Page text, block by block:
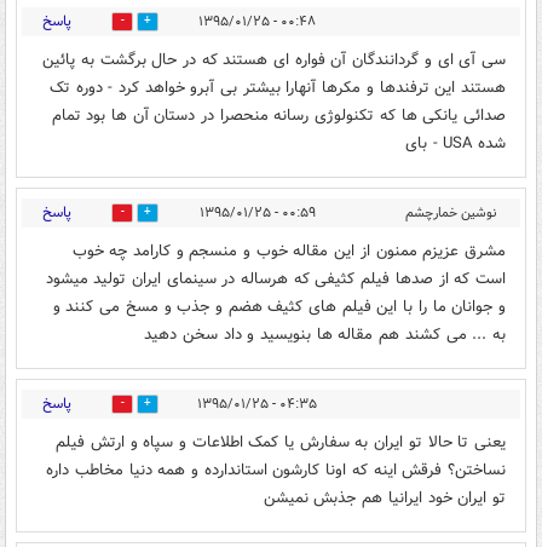
۰۰:۴۸ - ۱۳۹۵/۰۱/۲۵ 0 پاسخ
سی آی ای و گردانندگان آن فواره ای هستند که در حال برگشت به پائین
هستند این ترفندها و مکرها آنهارا بیشتر بی آبرو خواهد کرد - دوره تک
صدائی یانکی ها که تکنولوژی رسانه منحصرا در دستان آن ها بود تمام
شده USA - بای
نوشین خمارچشم ۰۰:۵۹ - ۱۳۹۵/۰۱/۲۵ 0 پاسخ
مشرق عزیزم ممنون از این مقاله خوب و منسجم و کارامد چه خوب
است که از صدها فیلم کثیفی که هرساله در سینمای ایران تولید میشود
و جوانان ما را با این فیلم های کثیف هضم و جذب و مسخ می کنند و
به ... می کشند هم مقاله ها بنویسید و داد سخن دهید
۰۴:۳۵ - ۱۳۹۵/۰۱/۲۵ 0 پاسخ
یعنی تا حالا تو ایران به سفارش یا کمک اطلاعات و سپاه و ارتش فیلم
نساختن؟ فرقش اینه که اونا کارشون استاندارده و همه دنیا مخاطب داره
تو ایران خود ایرانیا هم جذبش نمیشن